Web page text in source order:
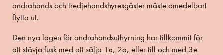
andrahands och tredjehandshyresgäster måste omedelbart
flytta ut.
Den nya lagen för andrahandsuthyrning har tillkommit för
att stävja fusk med att sälja 1a, 2a, eller till och med 3e